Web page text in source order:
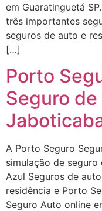
em Guaratinguetá
três importantes
seguros de auto e
[…]
Porto
Seguro de
A Porto Seguro
simulação de seguro
Azul Seguros de
residência e Porto
Seguro Auto online